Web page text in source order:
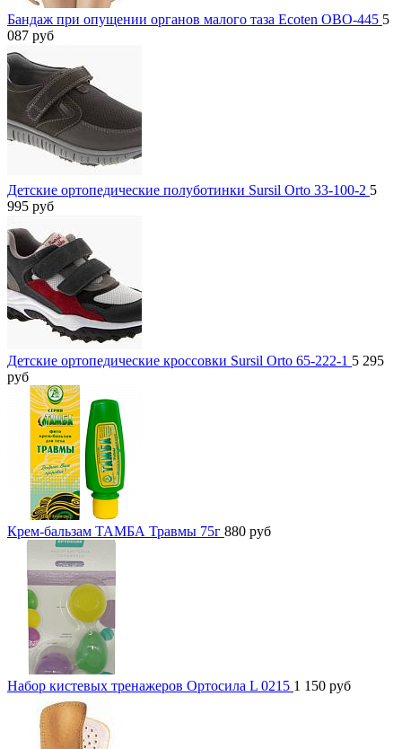
Бандаж при опущении органов малого таза Ecoten ОВО-445 5
087 руб
Детские ортопедические полуботинки Sursil Orto 33-100-2 5
995 руб
Детские ортопедические кроссовки Sursil Orto 65-222-1 5 295
руб
Крем-бальзам ТАМБА Травмы 75г 880 руб
Набор кистевых тренажеров Ортосила L 0215 1 150 руб